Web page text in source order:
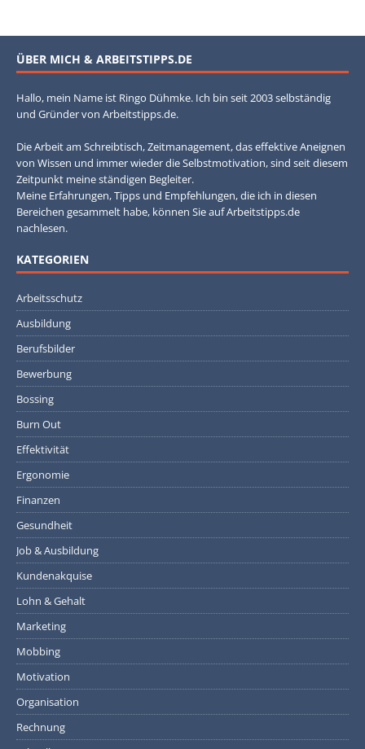
ÜBER MICH & ARBEITSTIPPS.DE
Hallo, mein Name ist Ringo Dühmke. Ich bin seit 2003 selbständig
und Gründer von Arbeitstipps.de.
Die Arbeit am Schreibtisch, Zeitmanagement, das effektive Aneignen
von Wissen und immer wieder die Selbstmotivation, sind seit diesem
Zeitpunkt meine ständigen Begleiter.
Meine Erfahrungen, Tipps und Empfehlungen, die ich in diesen
Bereichen gesammelt habe, können Sie auf Arbeitstipps.de
nachlesen.
KATEGORIEN
Arbeitsschutz
Ausbildung
Berufsbilder
Bewerbung
Bossing
Burn Out
Effektivität
Ergonomie
Finanzen
Gesundheit
Job & Ausbildung
Kundenakquise
Lohn & Gehalt
Marketing
Mobbing
Motivation
Organisation
Rechnung